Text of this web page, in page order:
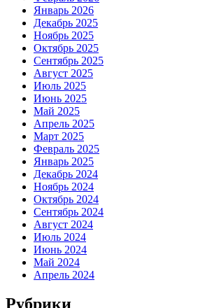
Январь 2026
Декабрь 2025
Ноябрь 2025
Октябрь 2025
Сентябрь 2025
Август 2025
Июль 2025
Июнь 2025
Май 2025
Апрель 2025
Март 2025
Февраль 2025
Январь 2025
Декабрь 2024
Ноябрь 2024
Октябрь 2024
Сентябрь 2024
Август 2024
Июль 2024
Июнь 2024
Май 2024
Апрель 2024
Рубрики